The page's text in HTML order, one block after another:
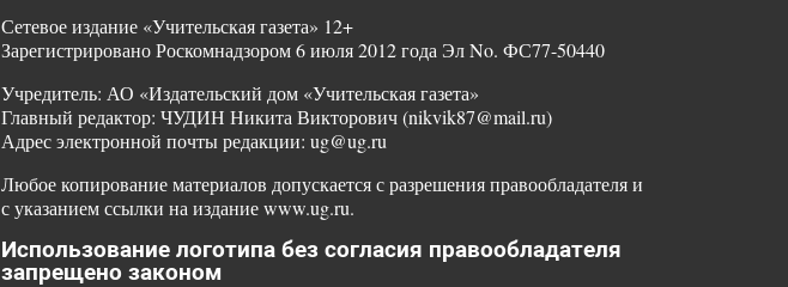
Сетевое издание «Учительская газета» 12+
Зарегистрировано Роскомнадзором 6 июля 2012 года Эл No. ФС77-50440
Учредитель: АО «Издательский дом «Учительская газета»
Главный редактор: ЧУДИН Никита Викторович (nikvik87@mail.ru)
Адрес электронной почты редакции: ug@ug.ru
Любое копирование материалов допускается с разрешения правообладателя и
с указанием ссылки на издание www.ug.ru.
Использование логотипа без согласия правообладателя
запрещено законом